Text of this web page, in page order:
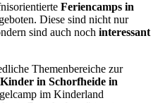
Feriencamps in
Diese sind nicht nur
sind auch noch interessant
Themenbereiche zur
in Schorfheide in
im Kinderland